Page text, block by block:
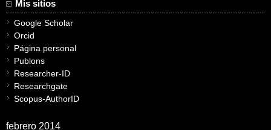
Mis sitios
Google Scholar
Orcid
Página personal
Publons
Researcher-ID
Researchgate
Scopus-AuthorID
febrero 2014